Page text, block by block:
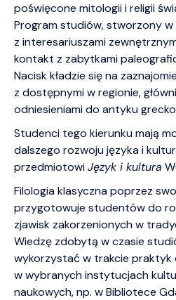
poświęcone mitologii i religii
Program studiów, stworzony
z interesariuszami
kontakt z zabytkami
Nacisk kładzie się na
z dostępnymi w regionie,
odniesieniami do antyku
Studenci tego kierunku mają
dalszego rozwoju języka i
przedmiotowiJęzyk i kultura
Filologia klasyczna poprzez
przygotowuje studentów do
zjawisk zakorzenionych w
Wiedzę zdobytą w czasie
wykorzystać w trakcie praktyk
w wybranych instytucjach
naukowych, np. w Bibliotece